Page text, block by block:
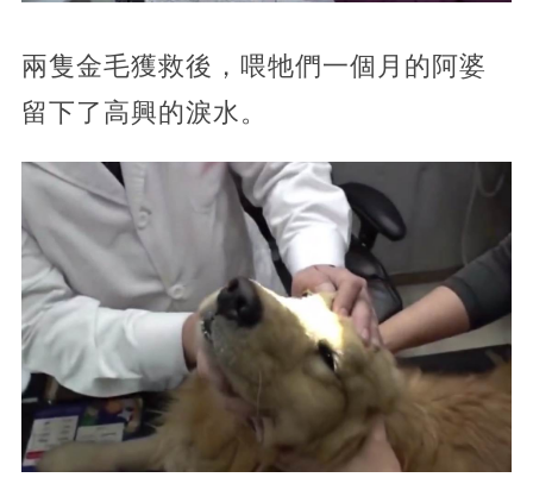
兩隻金毛獲救後，喂牠們一個月的阿婆
留下了高興的淚水。